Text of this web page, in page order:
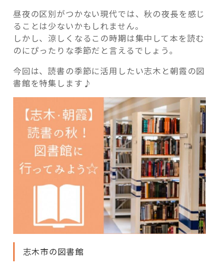
昼夜の区別がつかない現代では、秋の夜長を感じ
ることは少ないかもしれません。
しかし、涼しくなるこの時期は集中して本を読む
のにぴったりな季節だと言えるでしょう。
今回は、読書の季節に活用したい志木と朝霞の図
書館を特集します♪
志木市の図書館